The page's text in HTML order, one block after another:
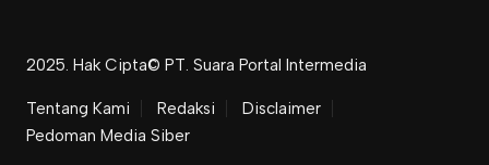
2025. Hak Cipta© PT. Suara Portal Intermedia
Tentang Kami Redaksi
Disclaimer
Pedoman Media Siber